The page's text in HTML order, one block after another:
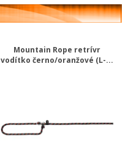
Mountain Rope retrívr
vodítko černo/oranžové (L-...